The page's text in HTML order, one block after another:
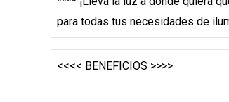
para todas tus necesidades de
<<<< BENEFICIOS >>>>